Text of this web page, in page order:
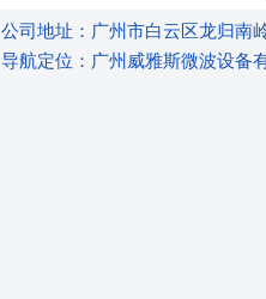
公司地址：广州市白云区龙归南
导航定位：广州威雅斯微波设备